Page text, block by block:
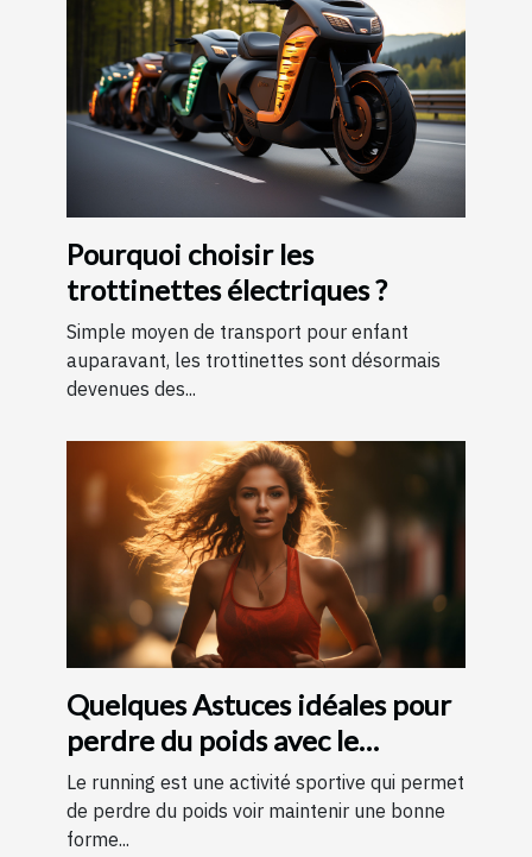
Pourquoi choisir les
trottinettes électriques ?
Simple moyen de transport pour enfant
auparavant, les trottinettes sont désormais
devenues des...
Quelques Astuces idéales pour
perdre du poids avec le
running ?
Le running est une activité sportive qui permet
de perdre du poids voir maintenir une bonne
forme...